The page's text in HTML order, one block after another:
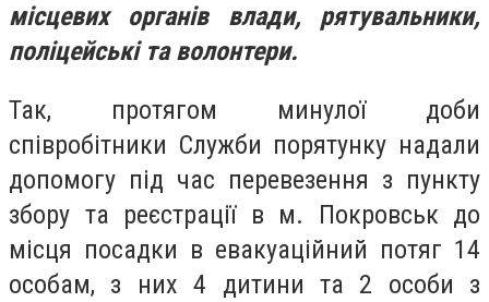
місцевих органів влади, рятувальники,
поліцейські та волонтери.
Так, протягом минулої доби
співробітники Служби порятунку надали
допомогу під час перевезення з пункту
збору та реєстрації в м. Покровськ до
місця посадки в евакуаційний потяг 14
особам, з них 4 дитини та 2 особи з